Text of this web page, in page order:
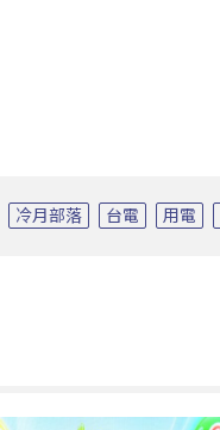
冷月部落 台電 用電